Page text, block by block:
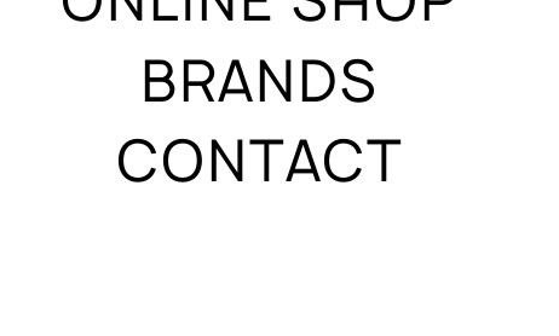
BRANDS
CONTACT